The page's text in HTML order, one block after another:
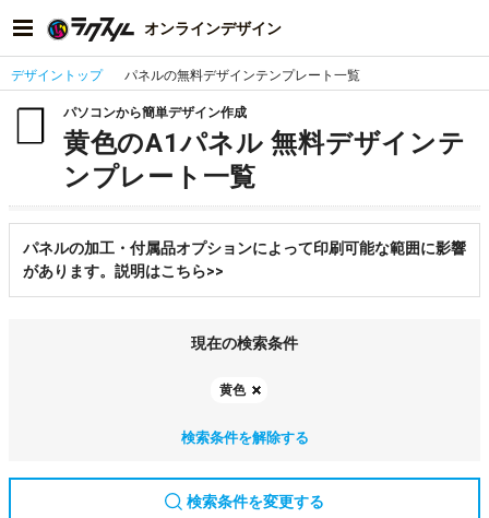
オンラインデザイン
デザイントップ パネルの無料デザインテンプレート一覧
パソコンから簡単デザイン作成
黄色のA1パネル 無料デザインテ
ンプレート一覧
パネルの加工・付属品オプションによって印刷可能な範囲に影響
があります。説明はこちら>>
現在の検索条件
黄色
検索条件を解除する
検索条件を変更する